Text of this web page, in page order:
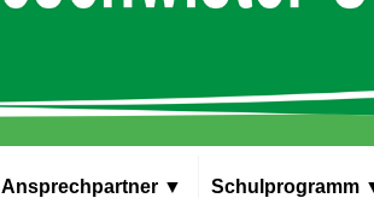
Ansprech­partner ▼ Schul­programm